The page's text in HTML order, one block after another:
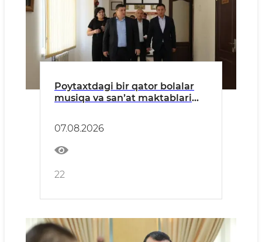
Poytaxtdagi bir qator bolalar
musiqa va san’at maktablari
07.08.2026
22